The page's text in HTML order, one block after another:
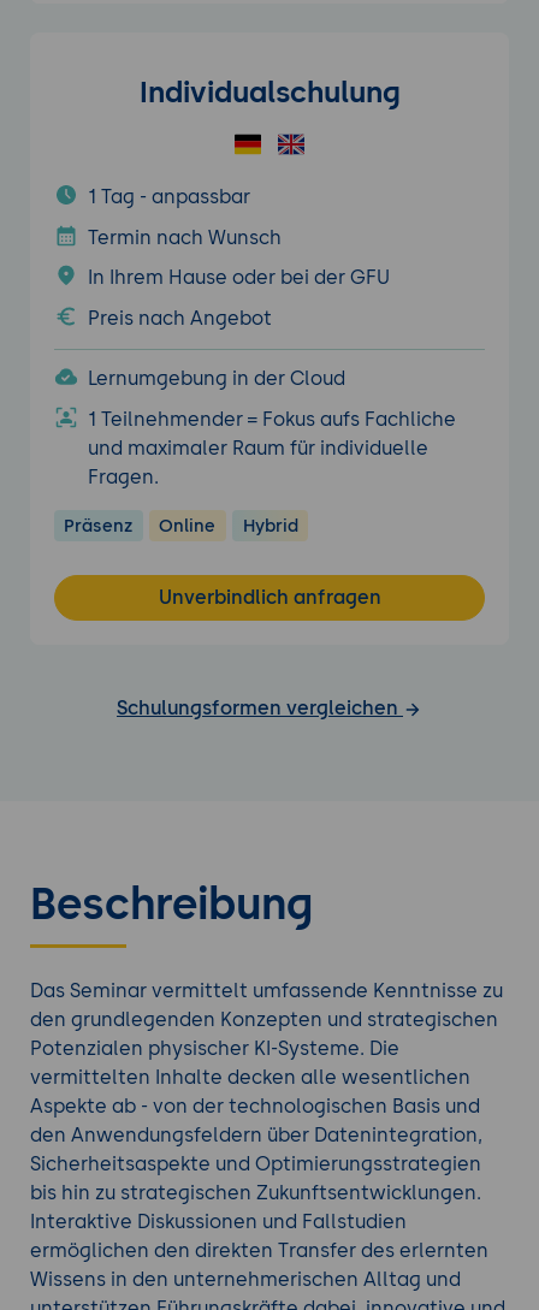
Individualschulung
1 Tag - anpassbar
Termin nach Wunsch
In Ihrem Hause oder bei der GFU
Preis nach Angebot
Lernumgebung in der Cloud
1 Teilnehmender = Fokus aufs Fachliche
und maximaler Raum für individuelle
Fragen.
Präsenz Online Hybrid
Unverbindlich anfragen
Schulungsformen vergleichen
Beschreibung
Das Seminar vermittelt umfassende Kenntnisse zu
den grundlegenden Konzepten und strategischen
Potenzialen physischer KI-Systeme. Die
vermittelten Inhalte decken alle wesentlichen
Aspekte ab - von der technologischen Basis und
den Anwendungsfeldern über Datenintegration,
Sicherheitsaspekte und Optimierungsstrategien
bis hin zu strategischen Zukunftsentwicklungen.
Interaktive Diskussionen und Fallstudien
ermöglichen den direkten Transfer des erlernten
Wissens in den unternehmerischen Alltag und